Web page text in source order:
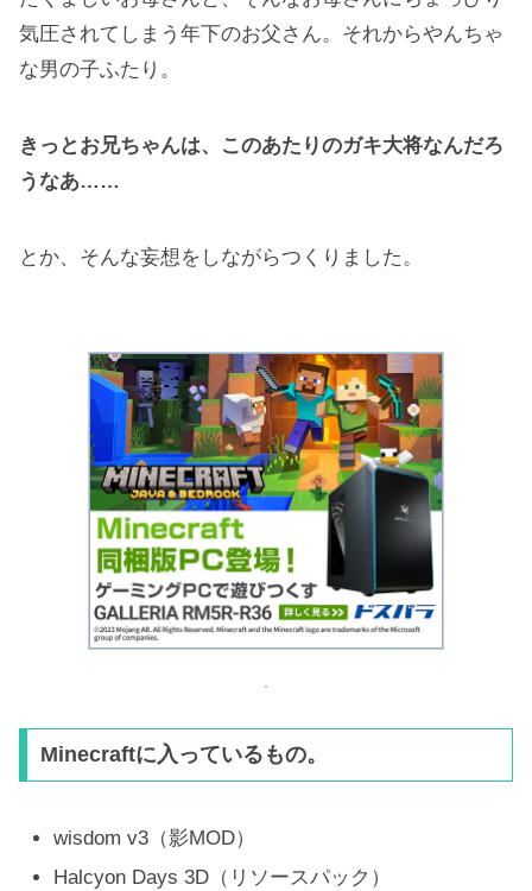
気圧されてしまう年下のお父さん。それからやんちゃ
な男の子ふたり。
きっとお兄ちゃんは、このあたりのガキ大将なんだろ
うなあ……
とか、そんな妄想をしながらつくりました。
Minecraftに入っているもの。
wisdom v3（影MOD）
Halcyon Days 3D（リソースパック）